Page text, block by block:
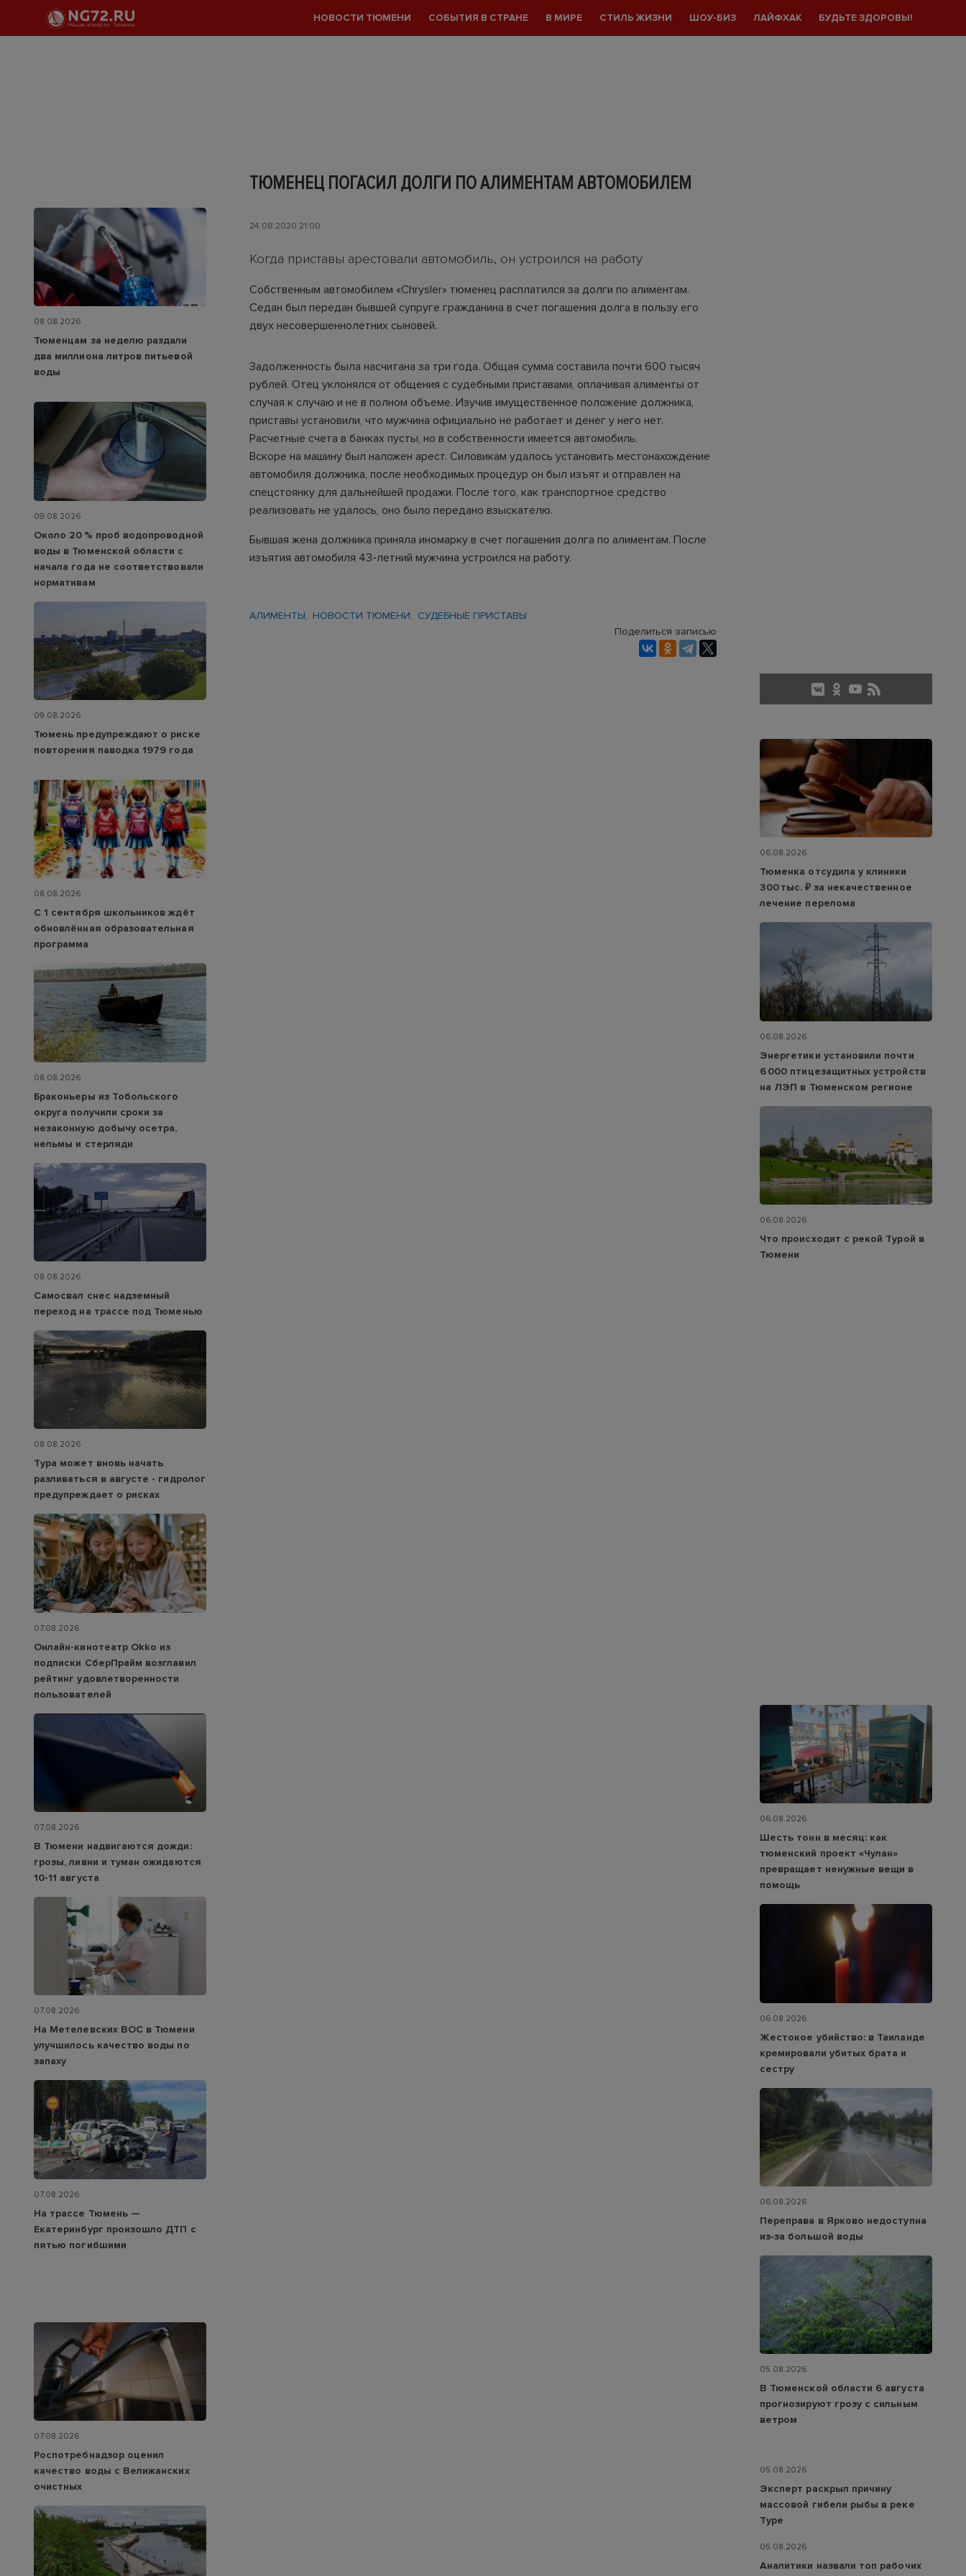
НОВОСТИ ТЮМЕНИ СОБЫТИЯ В СТРАНЕ В МИРЕ СТИЛЬ ЖИЗНИ ШОУ-БИЗ ЛАЙФХАК БУДЬТЕ ЗДОРОВЫ!
ТЮМЕНЕЦ ПОГАСИЛ ДОЛГИ ПО АЛИМЕНТАМ АВТОМОБИЛЕМ
24.08.2020 21:00
Когда приставы арестовали автомобиль, он устроился на работу
Собственным автомобилем «Chrysler» тюменец расплатился за долги по алиментам.
Cедан был передан бывшей супруге гражданина в счет погашения долга в пользу его
двух несовершеннолетних сыновей.
Задолженность была насчитана за три года. Общая сумма составила почти 600 тысяч
рублей. Отец уклонялся от общения с судебными приставами, оплачивая алименты от
случая к случаю и не в полном объеме. Изучив имущественное положение должника,
приставы установили, что мужчина официально не работает и денег у него нет.
Расчетные счета в банках пусты, но в собственности имеется автомобиль.
Вскоре на машину был наложен арест. Силовикам удалось установить местонахождение
автомобиля должника, после необходимых процедур он был изъят и отправлен на
спецстоянку для дальнейшей продажи. После того, как транспортное средство
реализовать не удалось, оно было передано взыскателю.
Бывшая жена должника приняла иномарку в счет погашения долга по алиментам. После
изъятия автомобиля 43-летний мужчина устроился на работу.
АЛИМЕНТЫ НОВОСТИ ТЮМЕНИ
СУДЕБНЫЕ ПРИСТАВЫ
Поделиться записью
08.08.2026
Тюменцам за неделю раздали
два миллиона литров питьевой
воды
09.08.2026
Около 20 % проб водопроводной
воды в Тюменской области с
начала года не соответствовали
нормативам
09.08.2026
Тюмень предупреждают о риске
повторения паводка 1979 года
08.08.2026
С 1 сентября школьников ждёт
обновлённая образовательная
программа
08.08.2026
Браконьеры из Тобольского
округа получили сроки за
незаконную добычу осетра,
нельмы и стерляди
08.08.2026
Самосвал снес надземный
переход на трассе под Тюменью
08.08.2026
Тура может вновь начать
разливаться в августе - гидролог
предупреждает о рисках
07.08.2026
Онлайн-кинотеатр Okko из
подписки СберПрайм возглавил
рейтинг удовлетворенности
пользователей
07.08.2026
В Тюмени надвигаются дожди:
грозы, ливни и туман ожидаются
10-11 августа
07.08.2026
На Метелевских ВОС в Тюмени
улучшилось качество воды по
запаху
07.08.2026
На трассе Тюмень —
Екатеринбург произошло ДТП с
пятью погибшими
07.08.2026
Роспотребнадзор оценил
качество воды с Велижанских
очистных
06.08.2026
Тюменка отсудила у клиники
300 тыс. ₽ за некачественное
лечение перелома
06.08.2026
Энергетики установили почти
6 000 птицезащитных устройств
на ЛЭП в Тюменском регионе
06.08.2026
Что происходит с рекой Турой в
Тюмени
06.08.2026
Шесть тонн в месяц: как
тюменский проект «Чулан»
превращает ненужные вещи в
помощь
06.08.2026
Жестокое убийство: в Таиланде
кремировали убитых брата и
сестру
06.08.2026
Переправа в Ярково недоступна
из‑за большой воды
05.08.2026
В Тюменской области 6 августа
прогнозируют грозу с сильным
ветром
05.08.2026
Эксперт раскрыл причину
массовой гибели рыбы в реке
Туре
05.08.2026
Аналитики назвали топ рабочих